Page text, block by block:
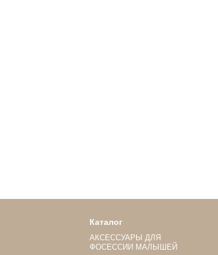
Каталог
АКСЕССУАРЫ ДЛЯ
ФОСЕССИИ МАЛЫШЕЙ